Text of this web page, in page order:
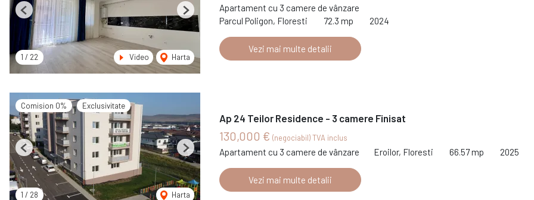
1 / 22 Video Harta
Previous Next
Apartament cu 3 camere de vânzare
Parcul Poligon, Floresti
72.3 mp 2024
Vezi mai multe detalii
Comision 0% Exclusivitate
1 / 28 Harta
Previous Next
Ap 24 Teilor Residence - 3 camere Finisat
130,000 € (negociabil) TVA inclus
Apartament cu 3 camere de vânzare Eroilor, Floresti 66.57 mp 2025
Vezi mai multe detalii